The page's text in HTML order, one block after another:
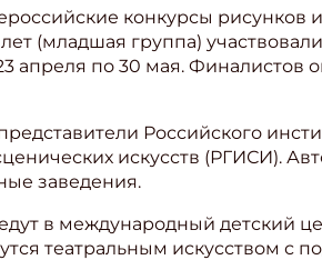
конкурсы рисунков
(младшая группа)
23 апреля по 30 мая.
Российского
искусств (РГИСИ).
заведения.
в международный детский
театральным искусством с